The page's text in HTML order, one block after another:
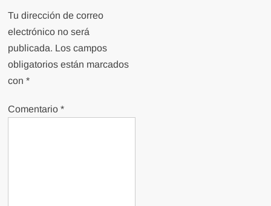
Tu dirección de correo
electrónico no será
publicada. Los campos
obligatorios están marcados
con*
Comentario*